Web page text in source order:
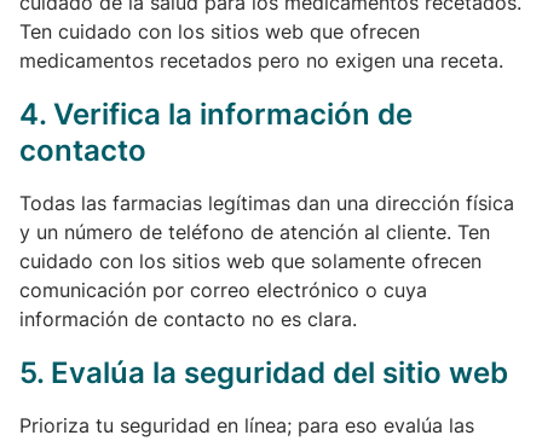
Ten cuidado con los sitios web que ofrecen
medicamentos recetados pero no exigen una receta.
4. Verifica la información de
contacto
Todas las farmacias legítimas dan una dirección física
y un número de teléfono de atención al cliente. Ten
cuidado con los sitios web que solamente ofrecen
comunicación por correo electrónico o cuya
información de contacto no es clara.
5. Evalúa la seguridad del sitio web
Prioriza tu seguridad en línea; para eso evalúa las